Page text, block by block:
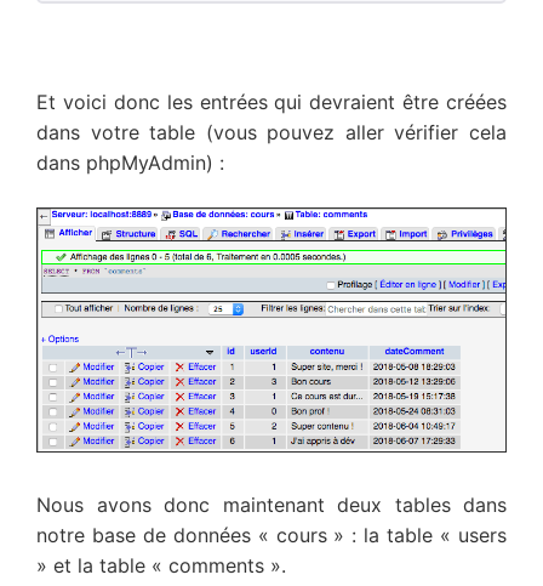
Et voici donc les entrées qui devraient être créées
dans votre table (vous pouvez aller vérifier cela
dans phpMyAdmin) :
Nous avons donc maintenant deux tables dans
notre base de données « cours » : la table « users
» et la table « comments ».